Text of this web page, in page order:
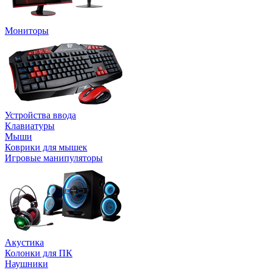
Мониторы
Устройства ввода
Клавиатуры
Мыши
Коврики для мышек
Игровые манипуляторы
Акустика
Колонки для ПК
Наушники